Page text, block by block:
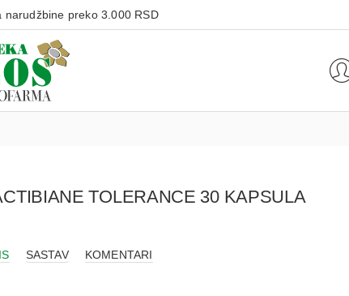
narudžbine preko 3.000 RSD
TOLERANCE 30 KAPSULA
SASTAV KOMENTARI